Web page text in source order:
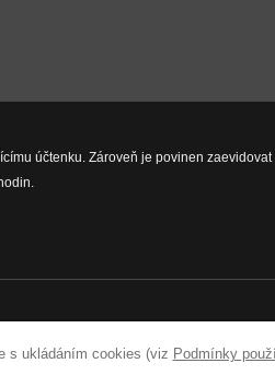
s ukládáním cookies (viz Podmínky
účtenku. Zároveň je povinen